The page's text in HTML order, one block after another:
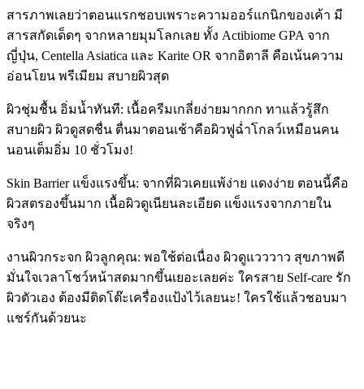
สารภาพเลยว่าตอนแรกชอบเพราะความออร์แกนิกของเค้า มี
สารสกัดเด็ดๆ จากหลายมุมโลกเลย ทั้ง Actibiome GPA จาก
ญี่ปุ่น, Centella Asiatica และ Karite OR จากอิตาลี คือเน้นความ
อ่อนโยน พรีเมียม สบายผิวสุด
ผิวชุ่มชื้น อิ่มน้ำทันที: เนื้อครีมเกลี่ยง่ายมากกก ทาแล้วรู้สึก
สบายผิว ผิวดูสดชื่น ตื่นมาตอนเช้าคือผิวฟูฉ่ำโกลว์เหมือนคน
นอนเต็มอิ่ม 10 ชั่วโมง!
Skin Barrier แข็งแรงขึ้น: จากที่ผิวเคยแพ้ง่าย แดงง่าย ตอนนี้คือ
ผิวสตรองขึ้นมาก เนื้อผิวดูเนียนละเอียด แข็งแรงจากภายใน
จริงๆ
งานผิวกระจก ผิวลูกคุณ: พอใช้ต่อเนื่อง ผิวดูแวววาว สุขภาพดี
มั่นใจเวลาโชว์หน้าสดมากขึ้นเยอะเลยค่ะ ใครสาย Self-care รัก
ผิวตัวเอง ต้องมีติดโต๊ะเครื่องแป้งไว้เลยนะ! ใครใช้แล้วชอบมา
แชร์กันด้วยนะ